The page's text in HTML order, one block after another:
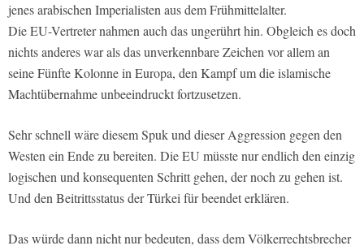
jenes arabischen Imperialisten aus dem Frühmittelalter.
Die EU-Vertreter nahmen auch das ungerührt hin. Obgleich es doch
nichts anderes war als das unverkennbare Zeichen vor allem an
seine Fünfte Kolonne in Europa, den Kampf um die islamische
Machtübernahme unbeeindruckt fortzusetzen.
Sehr schnell wäre diesem Spuk und dieser Aggression gegen den
Westen ein Ende zu bereiten. Die EU müsste nur endlich den einzig
logischen und konsequenten Schritt gehen, der noch zu gehen ist.
Und den Beitrittsstatus der Türkei für beendet erklären.
Das würde dann nicht nur bedeuten, dass dem Völkerrechtsbrecher